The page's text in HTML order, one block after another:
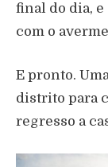
final do dia, e
com o
E pronto.
distrito para
regresso a